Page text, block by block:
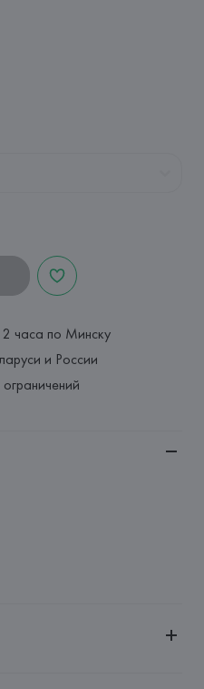
2 часа по Минску
и России